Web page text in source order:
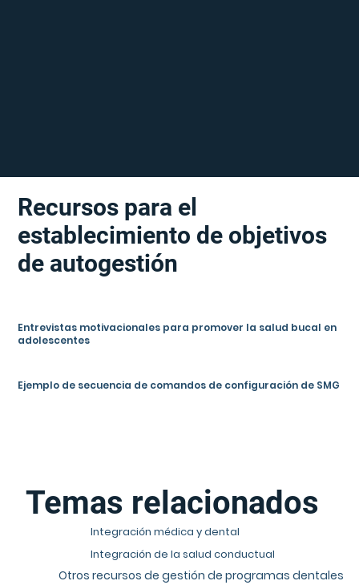
Temas relacionados
Integración médica y dental
Integración de la salud conductual
Otros recursos de gestión de programas dentales
Recursos para el
establecimiento de objetivos
de autogestión
Entrevistas motivacionales para promover la salud bucal en
adolescentes
Ejemplo de secuencia de comandos de configuración de SMG